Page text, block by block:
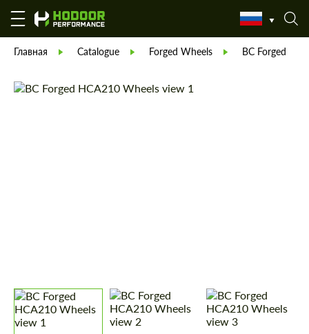
Главная Catalogue Forged Wheels BC Forged